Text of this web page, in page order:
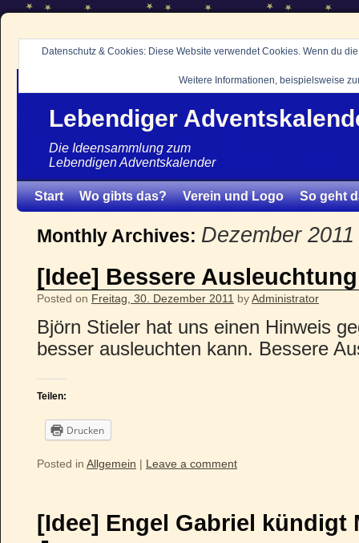
Datenschutz & Cookies: Diese Website verwendet Cookies. Wenn du
Weitere Informationen, beispielsweise
Lebendiger
Die Ideensammlung zum
Lebendigen Adventskalender
Start Wo gibts das? Verein und Logo So geht
Monthly Archives: Dezember 2011
[Idee] Bessere
Posted on Freitag, 30. Dezember 2011 byAdministrator
Björn Stieler hat uns einen Hinweis
besser ausleuchten kann. Bessere
Teilen:
Drucken
Posted in Allgemein | Leave a comment
[Idee] Engel Gabriel kündigt